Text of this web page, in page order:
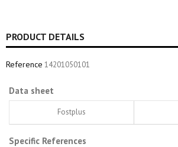
PRODUCT DETAILS
Reference 14201050101
Data sheet
Fostplus
Specific References